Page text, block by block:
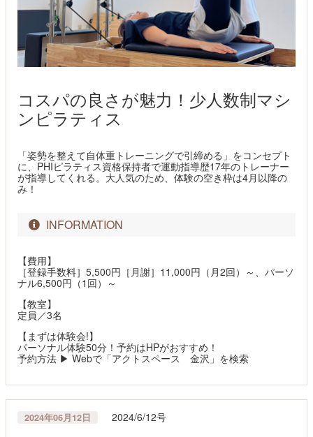
コスパの良さが魅力！少人数制マシ
ンピラティス
「姿勢を整えて自体重トレーニングで引締める」をコンセプト
に、PHIピラティス資格保持者で運動指導歴17年のトレーナー
が指導してくれる。大人気のため、体験の空き枠は4月以降の
み！
INFORMATION
【費用】
［登録手数料］5,500円［月謝］11,000円（月2回）～、パーソ
ナル6,500円（1回）～
【教室】
定員／3名
【まずは体験会!】
パーソナル体験50分！予約はHPがおすすめ！
予約方法 ▶ Webで「アクトスペース 金沢」を検索
2024年06月12日 2024/6/12号